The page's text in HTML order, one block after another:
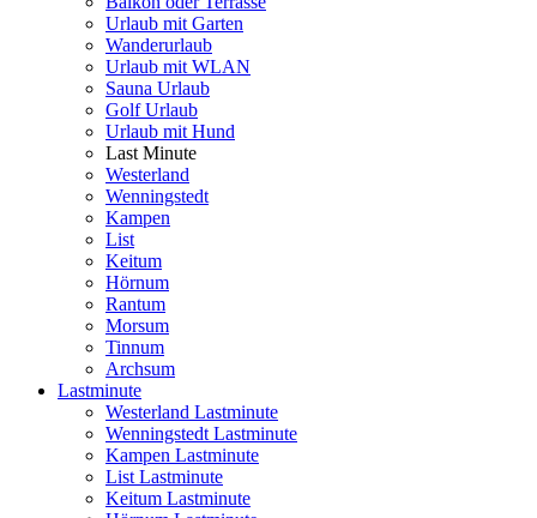
Urlaub mit Garten
Wanderurlaub
Urlaub mit WLAN
Sauna Urlaub
Golf Urlaub
Urlaub mit Hund
Last Minute
Westerland
Wenningstedt
Kampen
List
Keitum
Hörnum
Rantum
Morsum
Tinnum
Archsum
Lastminute
Westerland Lastminute
Wenningstedt Lastminute
Kampen Lastminute
List Lastminute
Keitum Lastminute